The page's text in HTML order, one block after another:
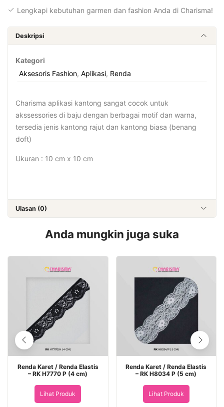
Lengkapi kebutuhan garmen dan fashion Anda di Charisma!
Deskripsi
Kategori
Aksesoris Fashion, Aplikasi, Renda
Charisma aplikasi kantong sangat cocok untuk
akssessories di baju dengan berbagai motif dan warna,
tersedia jenis kantong rajut dan kantong biasa (benang
doft)
Ukuran : 10 cm x 10 cm
Ulasan (0)
Anda mungkin juga suka
Renda Karet / Renda Elastis
– RK H7770 P (4 cm)
Lihat Produk
Renda Karet / Renda Elastis
– RK H8034 P (5 cm)
Lihat Produk